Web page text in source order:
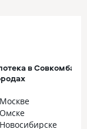
в